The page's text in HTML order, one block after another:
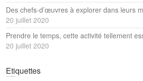
Des chefs-d’œuvres à explorer dans leurs
20 juillet 2020
Prendre le temps, cette activité tellement
20 juillet 2020
Etiquettes